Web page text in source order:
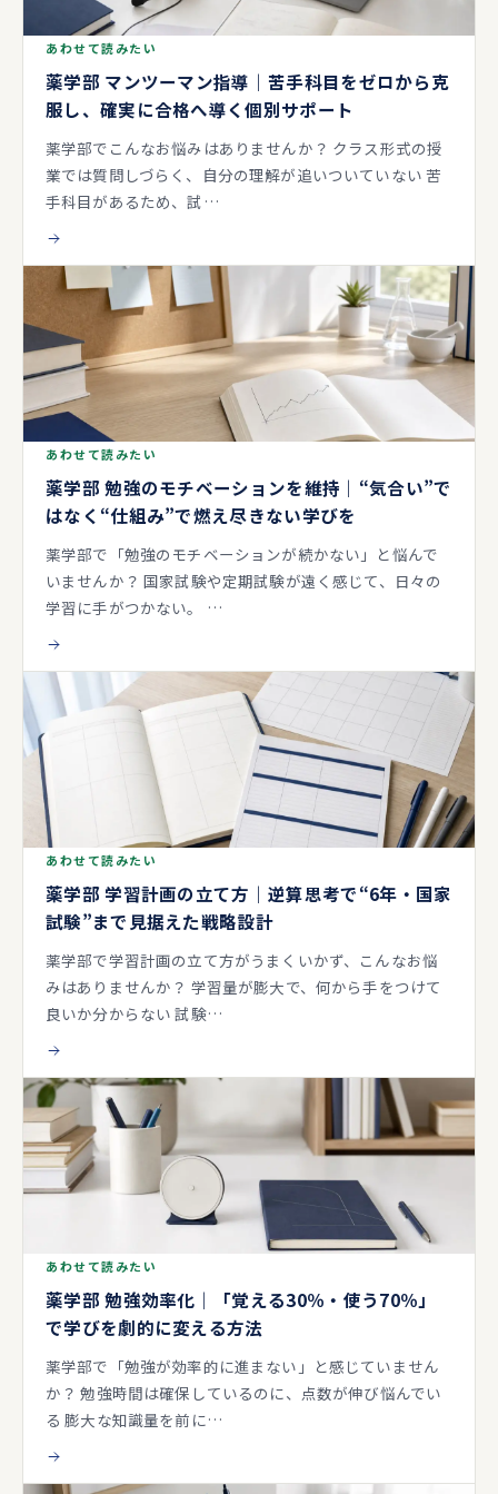
あわせて読みたい
薬学部 マンツーマン指導｜苦手科目をゼロから克
服し、確実に合格へ導く個別サポート
薬学部でこんなお悩みはありませんか？ クラス形式の授
業では質問しづらく、自分の理解が追いついていない 苦
手科目があるため、試…
あわせて読みたい
薬学部 勉強のモチベーションを維持｜“気合い”で
はなく“仕組み”で燃え尽きない学びを
薬学部で「勉強のモチベーションが続かない」と悩んで
いませんか？ 国家試験や定期試験が遠く感じて、日々の
学習に手がつかない。 …
あわせて読みたい
薬学部 学習計画の立て方｜逆算思考で“6年・国家
試験”まで見据えた戦略設計
薬学部で学習計画の立て方がうまくいかず、こんなお悩
みはありませんか？ 学習量が膨大で、何から手をつけて
良いか分からない 試験…
あわせて読みたい
薬学部 勉強効率化｜「覚える30％・使う70％」
で学びを劇的に変える方法
薬学部で「勉強が効率的に進まない」と感じていません
か？ 勉強時間は確保しているのに、点数が伸び悩んでい
る 膨大な知識量を前に…